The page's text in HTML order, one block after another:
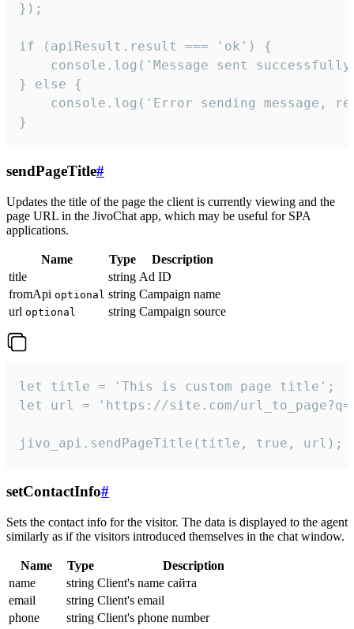
});
if (apiResult.result === 'ok') {
console.log('Message sent
} else {
console.log('Error sending message,
}
sendPageTitle#
Updates the title of the page the client is currently viewing and the
page URL in the JivoChat app, which may be useful for SPA
applications.
Name Type
Description
title
string Ad ID
fromApi optional string Campaign name
url optional string Campaign source
let title = 'This is custom page title';
let url = 'https://site.com/
jivo_api.sendPageTitle(title, true, url);
setContactInfo#
Sets the contact info for the visitor. The data is displayed to the agent
similarly as if the visitors introduced themselves in the chat window.
Name Type
Description
name
string Client's name сайта
email
string Client's email
phone
string Client's phone number